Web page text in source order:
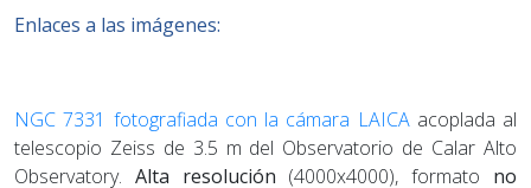
Enlaces a las imágenes:
NGC 7331 fotografiada con la cámara LAICAacoplada al
telescopio Zeiss de 3.5 m del Observatorio de Calar Alto
Observatory. Alta resolución (4000x4000), formato no